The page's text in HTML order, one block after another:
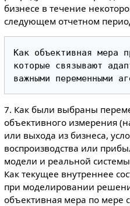
бизнесе в течение
следующем отчетном
Как объективная мера
которые связывают
7. Как были выбраны
объективного измерения
или выхода из бизнеса,
воспроизводства или
модели и реальной
Как текущее внутреннее
при моделировании
объективная мера по мере